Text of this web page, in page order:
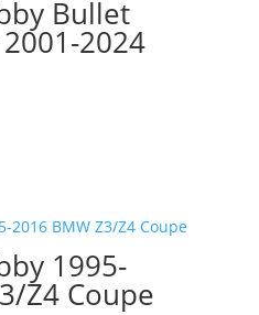
Bullet
2024
1995-
Z4 Coupe